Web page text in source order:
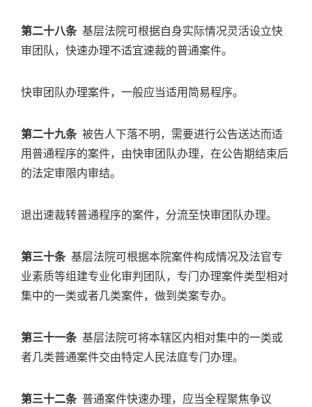
第二十八条 基层法院可根据自身实际情况灵活设立快
审团队，快速办理不适宜速裁的普通案件。
快审团队办理案件，一般应当适用简易程序。
第二十九条被告人下落不明，需要进行公告送达而适
用普通程序的案件，由快审团队办理，在公告期结束后
的法定审限内审结。
退出速裁转普通程序的案件，分流至快审团队办理。
第三十条 基层法院可根据本院案件构成情况及法官专
业素质等组建专业化审判团队，专门办理案件类型相对
集中的一类或者几类案件，做到类案专办。
第三十一条基层法院可将本辖区内相对集中的一类或
者几类普通案件交由特定人民法庭专门办理。
第三十二条普通案件快速办理，应当全程聚焦争议